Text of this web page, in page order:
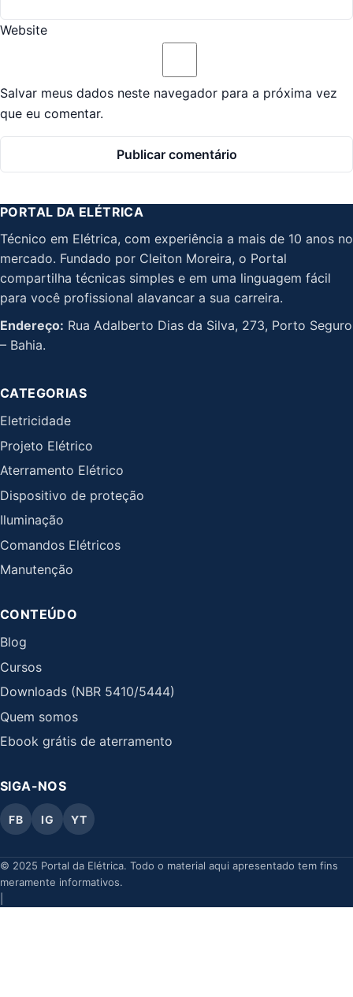
Website
Salvar meus dados neste navegador para a próxima vez
que eu comentar.
PORTAL DA ELÉTRICA
Técnico em Elétrica, com experiência a mais de 10 anos no
mercado. Fundado por Cleiton Moreira, o Portal
compartilha técnicas simples e em uma linguagem fácil
para você profissional alavancar a sua carreira.
Endereço: Rua Adalberto Dias da Silva, 273, Porto Seguro
– Bahia.
CATEGORIAS
Eletricidade
Projeto Elétrico
Aterramento Elétrico
Dispositivo de proteção
Iluminação
Comandos Elétricos
Manutenção
CONTEÚDO
Blog
Cursos
Downloads (NBR 5410/5444)
Quem somos
Ebook grátis de aterramento
SIGA-NOS
FB IG YT
© 2025 Portal da Elétrica. Todo o material aqui apresentado tem fins
meramente informativos.